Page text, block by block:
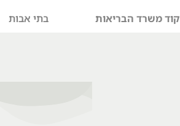
קוד משרד הבריאות בתי אבות